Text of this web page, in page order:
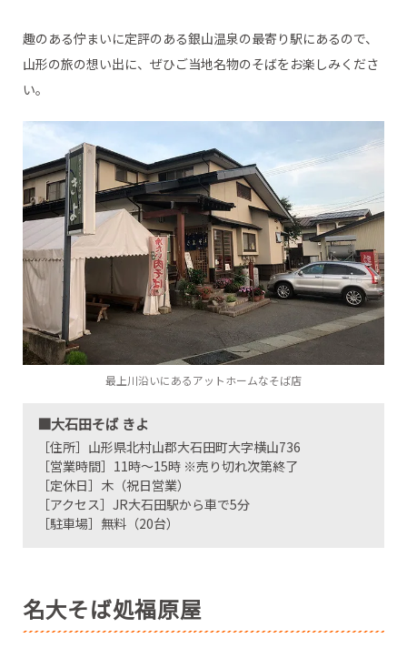
趣のある佇まいに定評のある銀山温泉の最寄り駅にあるので、
山形の旅の想い出に、ぜひご当地名物のそばをお楽しみくださ
い。
最上川沿いにあるアットホームなそば店
■大石田そば きよ
［住所］山形県北村山郡大石田町大字横山736
［営業時間］11時～15時 ※売り切れ次第終了
［定休日］木（祝日営業）
［アクセス］JR大石田駅から車で5分
［駐車場］無料（20台）
名大そば処福原屋